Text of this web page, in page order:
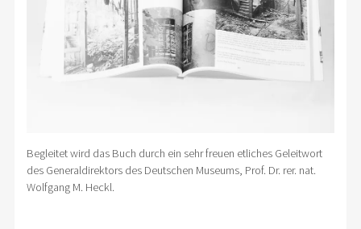
Begleitet wird das Buch durch ein sehr freuen etliches Geleitwort
des Generaldirektors des Deutschen Museums, Prof. Dr. rer. nat.
Wolfgang M. Heckl.